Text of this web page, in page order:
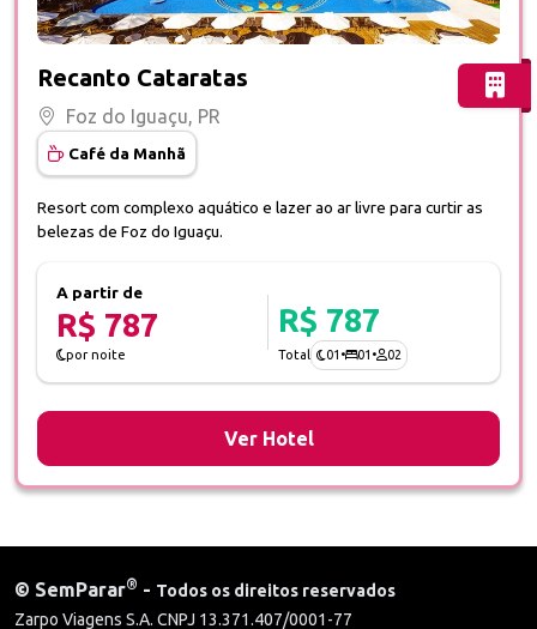
Recanto Cataratas
Foz do Iguaçu, PR
Café da Manhã
Resort com complexo aquático e lazer ao ar livre para curtir as
belezas de Foz do Iguaçu.
A partir de
R$ 787
por noite
R$ 787
Total 01 • 01 • 02
Ver Hotel
© SemParar® - Todos os direitos reservados
Zarpo Viagens S.A. CNPJ 13.371.407/0001-77